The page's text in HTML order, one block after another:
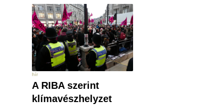
hír
A RIBA szerint
klímavészhelyzet